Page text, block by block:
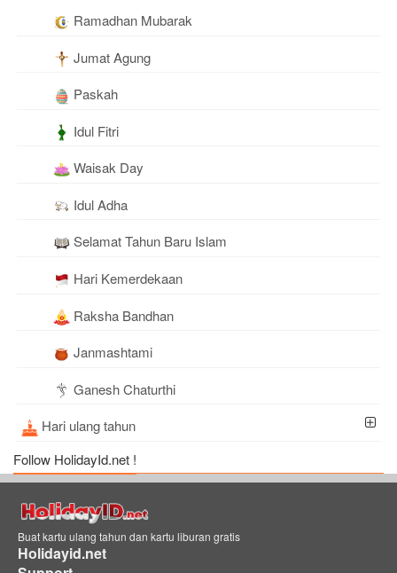
Ramadhan Mubarak
Jumat Agung
Paskah
Idul Fitri
Waisak Day
Idul Adha
Selamat Tahun Baru Islam
Hari Kemerdekaan
Raksha Bandhan
Janmashtami
Ganesh Chaturthi
Hari ulang tahun
Follow HolidayId.net !
Buat kartu ulang tahun dan kartu liburan gratis
Holidayid.net